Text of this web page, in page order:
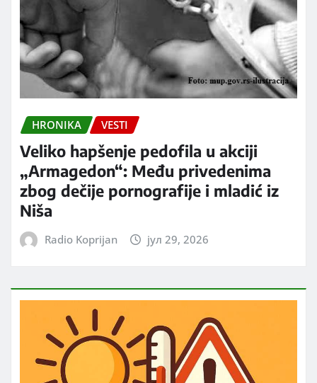
HRONIKA VESTI
Veliko hapšenje pedofila u akciji
„Armagedon“: Među privedenima
zbog dečije pornografije i mladić iz
Niša
Radio Koprijan јул 29, 2026